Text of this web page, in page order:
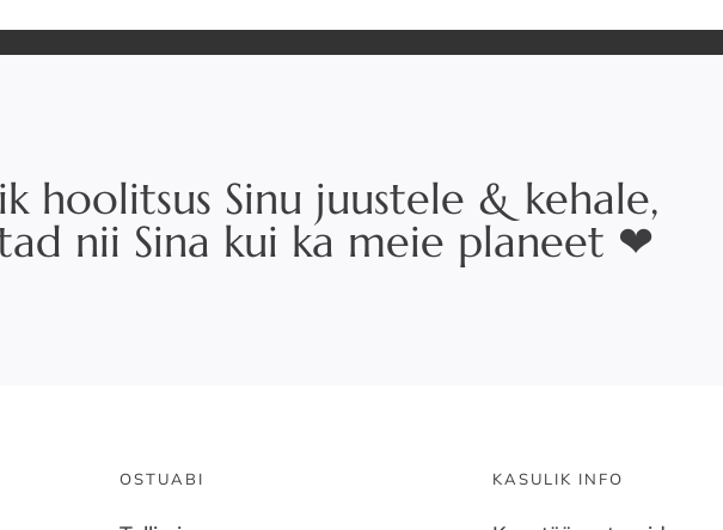
hoolitsus Sinu juustele & kehale,
nii Sina kui ka meie planeet ❤
OSTUABI KASULIK INFO